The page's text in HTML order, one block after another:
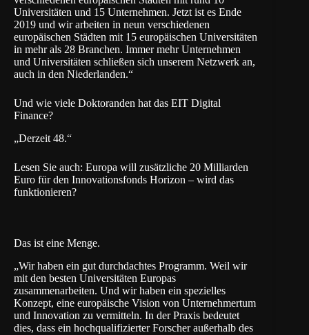
Universitäten und 15 Unternehmen. Jetzt ist es Ende
2019 und wir arbeiten in neun verschiedenen
europäischen Städten mit 15 europäischen Universitäten
in mehr als 28 Branchen. Immer mehr Unternehmen
und Universitäten schließen sich unserem Netzwerk an,
auch in den Niederlanden.“
Und wie viele Doktoranden hat das EIT Digital
Finance?
„Derzeit 48.“
Lesen Sie auch: Europa will zusätzliche 20 Milliarden
Euro für den Innovationsfonds Horizon – wird das
funktionieren?
Das ist eine Menge.
„Wir haben ein gut durchdachtes Programm. Weil wir
mit den besten Universitäten Europas
zusammenarbeiten. Und wir haben ein spezielles
Konzept, eine europäische Vision von Unternehmertum
und Innovation zu vermitteln. In der Praxis bedeutet
dies, dass ein hochqualifizierter Forscher außerhalb des